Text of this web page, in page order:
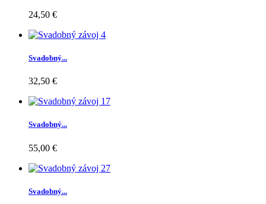
24,50 €
Svadobný...
32,50 €
Svadobný...
55,00 €
Svadobný...